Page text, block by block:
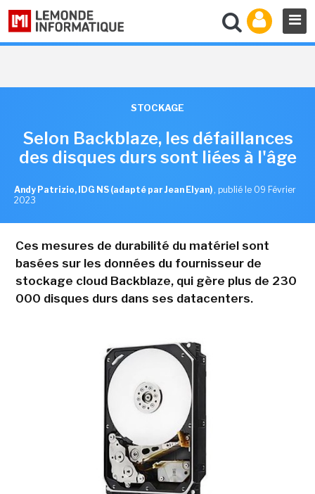
STOCKAGE
Selon Backblaze, les défaillances
des disques durs sont liées à l'âge
Andy Patrizio, IDG NS (adapté par Jean Elyan) , publié le 09 Février
2023
Ces mesures de durabilité du matériel sont
basées sur les données du fournisseur de
stockage cloud Backblaze, qui gère plus de 230
000 disques durs dans ses datacenters.